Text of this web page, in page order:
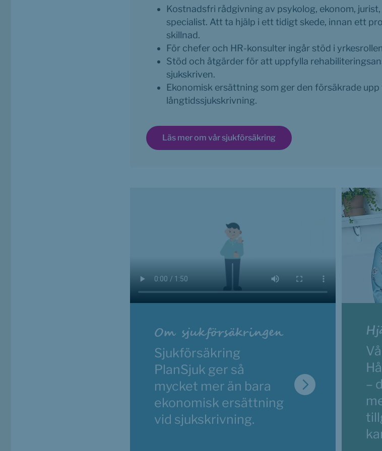
Kostnadsfri rådgivning av psykolog, ekonom,
specialist. Att ta hjälp i ett tidigt skede, innan ett
skillnad.
För chefer och HR-konsulter ingår stöd i
Stöd och åtgärder för att uppfylla
sjukskriven.
Ekonomisk ersättning som ger den försäkrade
långtidssjukskrivning.
Läs mer om vår sjukförsäkring
Om sjukförsäkringen
Sjukförsäkring
PlanSjuk ger så
mycket mer än bara
ekonomisk ersättning
vid sjukskrivning.
–